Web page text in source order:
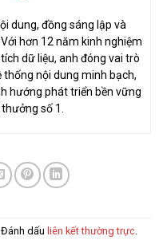
dung, đồng sáng lập và
hơn 12 năm kinh nghiệm
dữ liệu, anh đóng vai trò
nội dung minh bạch,
hướng phát triển bền vững
số 1.
dấu liên kết thường trực.